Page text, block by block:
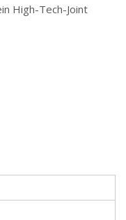
High-Tech-Joint